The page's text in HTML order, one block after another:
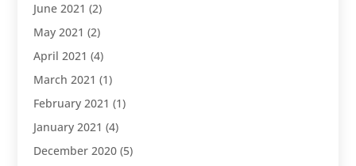
June 2021 (2)
May 2021 (2)
April 2021 (4)
March 2021 (1)
February 2021 (1)
January 2021 (4)
December 2020 (5)